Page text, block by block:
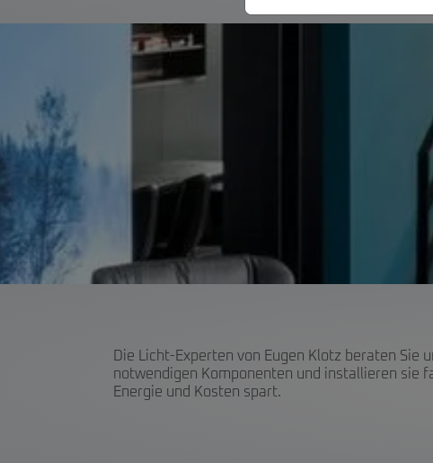
Die Licht-Experten von Eugen Klotz beraten
notwendigen Komponenten und installieren sie
Energie und Kosten spart.